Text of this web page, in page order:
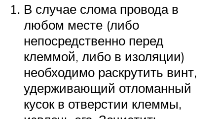
В случае слома провода в
любом месте (либо
непосредственно перед
клеммой, либо в изоляции)
необходимо раскрутить винт,
удерживающий отломанный
кусок в отверстии клеммы,